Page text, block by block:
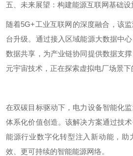
五、未来展望：构建能源互联网基础设
随着5G+工业互联网的深度融合，该
台升级。通过接入区域能源大数据中
数据共享，为产业链协同提供数据支
元宇宙技术，正在探索虚拟电厂场景下
在双碳目标驱动下，电力设备智能化
体系化价值创造。该解决方案通过技
能源行业数字化转型注入新动能，助
效、更可持续的智能能源网络。